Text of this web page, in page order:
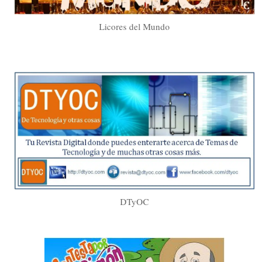
Licores del Mundo
DTyOC